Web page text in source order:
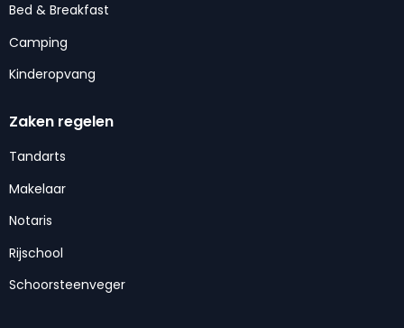
Bed & Breakfast
Camping
Kinderopvang
Zaken regelen
Tandarts
Makelaar
Notaris
Rijschool
Schoorsteenveger